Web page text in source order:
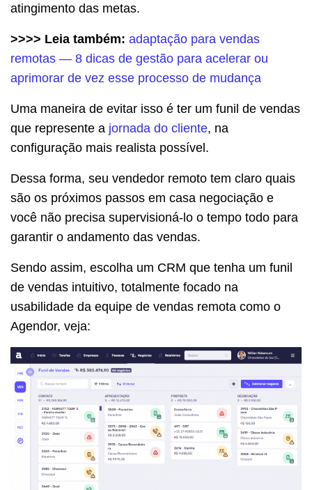
atingimento das metas.
>>>> Leia também: adaptação para vendas
remotas — 8 dicas de gestão para acelerar ou
aprimorar de vez esse processo de mudança
Uma maneira de evitar isso é ter um funil de vendas
que represente a jornada do cliente, na
configuração mais realista possível.
Dessa forma, seu vendedor remoto tem claro quais
são os próximos passos em casa negociação e
você não precisa supervisioná-lo o tempo todo para
garantir o andamento das vendas.
Sendo assim, escolha um CRM que tenha um funil
de vendas intuitivo, totalmente focado na
usabilidade da equipe de vendas remota como o
Agendor, veja: